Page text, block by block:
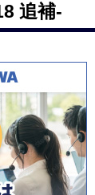
追補‐